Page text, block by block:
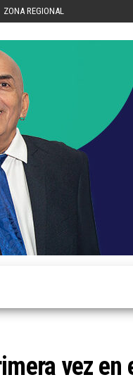
ZONA REGIONAL
vez en